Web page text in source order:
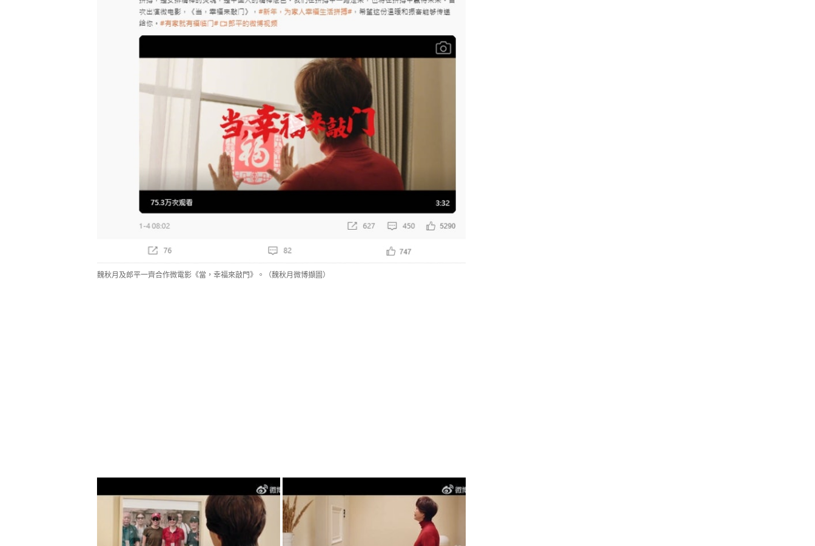
魏秋月及郎平一齊合作微電影《當，幸福來敲門》。（魏秋月微博擷圖）